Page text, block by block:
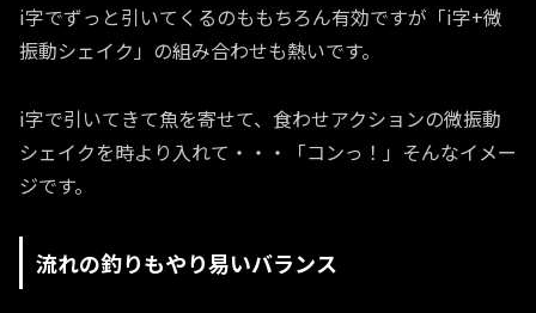
i字でずっと引いてくるのももちろん有効ですが「i字+微
振動シェイク」の組み合わせも熱いです。
i字で引いてきて魚を寄せて、食わせアクションの微振動
シェイクを時より入れて・・・「コンっ！」そんなイメー
ジです。
流れの釣りもやり易いバランス